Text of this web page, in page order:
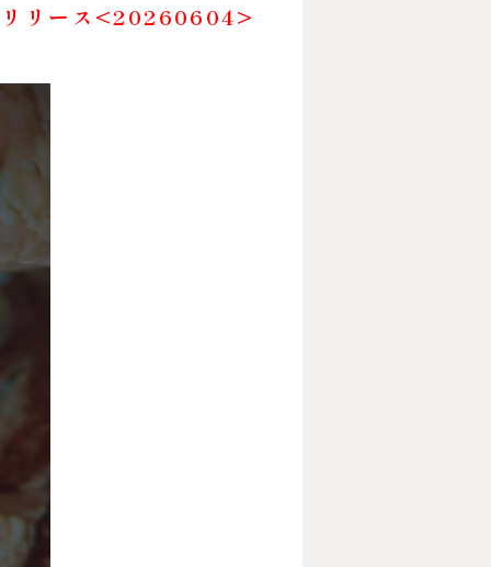
リリース<20260604>